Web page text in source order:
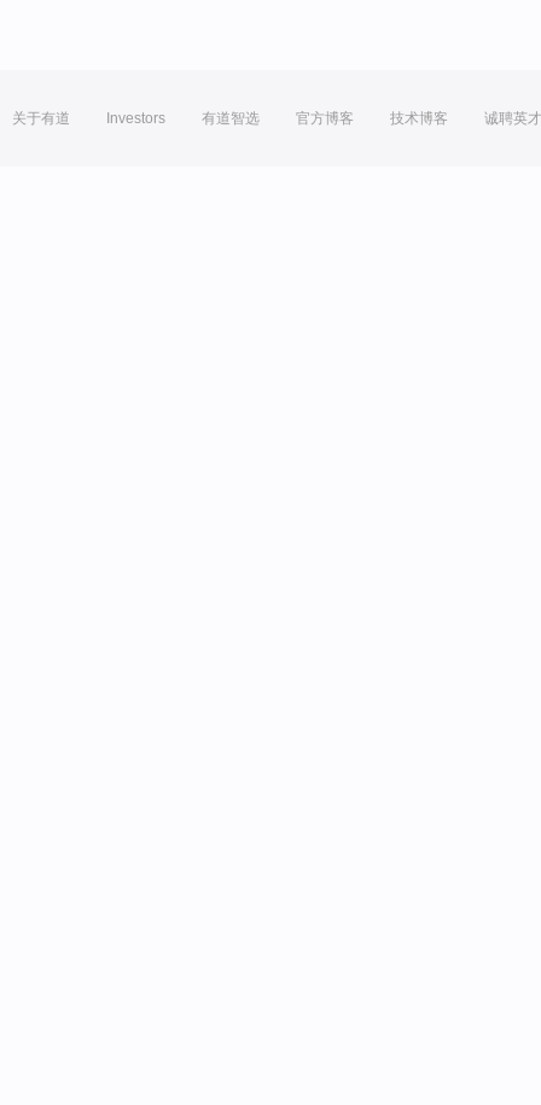
关于有道 Investors 有道智选 官方博客 技术博客 诚聘英才